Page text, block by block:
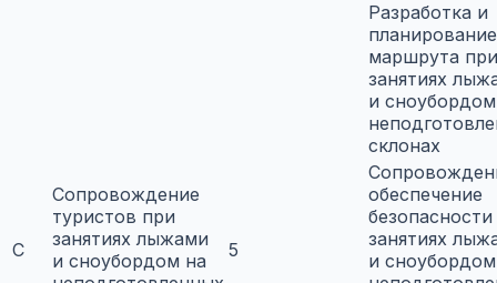
C
Сопровождение
туристов при
занятиях лыжами
и сноубордом на
5
Разработка и
планирование
маршрута при
занятиях
и
склонах
обеспечение
занятиях
и